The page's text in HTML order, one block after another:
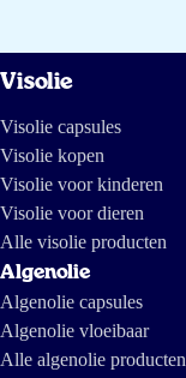
Visolie
Visolie capsules
Visolie kopen
Visolie voor kinderen
Visolie voor dieren
Alle visolie producten
Algenolie
Algenolie capsules
Algenolie vloeibaar
Alle algenolie producten